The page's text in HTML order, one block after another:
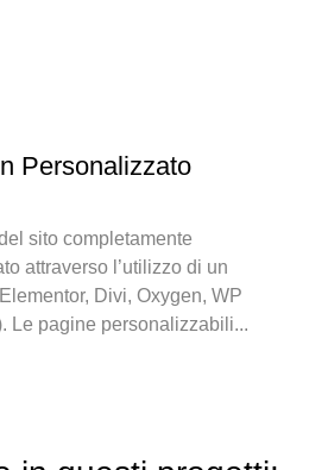
Personalizzato
sito completamente
attraverso l’utilizzo di un
Divi, Oxygen, WP
Le pagine personalizzabili...